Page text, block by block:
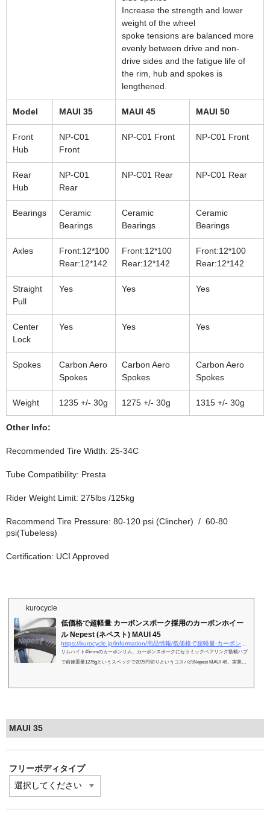
Increase the strength and lower
weight of the wheel
spoke tensions are balanced more
evenly between drive and non-
drive sides and the fatigue life of
the rim, hub and spokes is
lengthened.
Model MAUI 35 MAUI 45 MAUI 50
Front
Hub
NP-C01
Front
NP-C01 Front NP-C01 Front
Rear
Hub
NP-C01
Rear
NP-C01 Rear NP-C01 Rear
Bearings
Ceramic
Bearings
Ceramic
Bearings
Ceramic
Bearings
Axles
Front:12*100
Rear:12*142
Front:12*100
Rear:12*142
Front:12*100
Rear:12*142
Straight
Pull
Yes Yes Yes
Center
Lock
Yes Yes Yes
Spokes
Carbon Aero
Spokes
Carbon Aero
Spokes
Carbon Aero
Spokes
Weight 1235 +/- 30g 1275 +/- 30g 1315 +/- 30g
Other Info:
Recommended Tire Width: 25-34C
Tube Compatibility: Presta
Rider Weight Limit: 275lbs /125kg
Recommend Tire Pressure: 80-120 psi (Clincher) / 60-80
psi(Tubeless)
Certification: UCI Approved
kurocycle
低価格で超軽量 カーボンスポーク採用のカーボンホイー
ル Nepest (ネペスト) MAUI 45
リムハイト45mmのカーボンリム、カーボンスポークにセラミックベアリング搭載ハブ
で前後重量1275gというスペックで20万円切りというコスパのNepest MAUI 45。実業団
MAUI 35
フリーボディタイプ